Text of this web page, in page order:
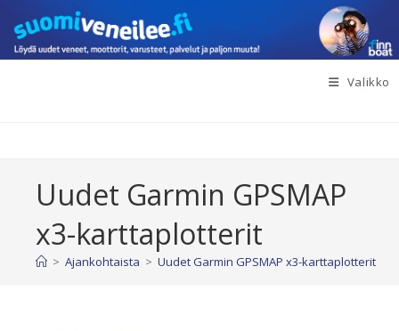
suoraan
sisältöön
Valikko
Uudet Garmin GPSMAP
x3-karttaplotterit
> Ajankohtaista > Uudet Garmin GPSMAP x3-karttaplotterit